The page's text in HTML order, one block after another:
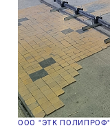
ООО "ЭТК ПОЛИПРОФ"